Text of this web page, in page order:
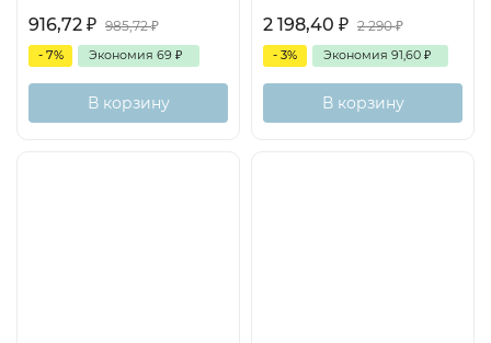
916,72 ₽ 985,72₽
- 7% Экономия 69 ₽
В корзину
2 198,40 ₽ 2 290₽
- 3% Экономия 91,60 ₽
В корзину